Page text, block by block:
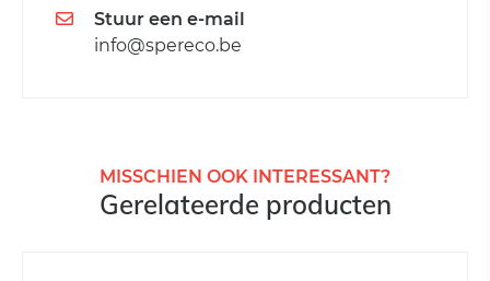
Stuur een e-mail
info@spereco.be
MISSCHIEN OOK INTERESSANT?
Gerelateerde producten